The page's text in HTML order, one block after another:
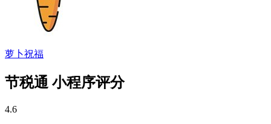
萝卜祝福
节税通 小程序评分
4.6